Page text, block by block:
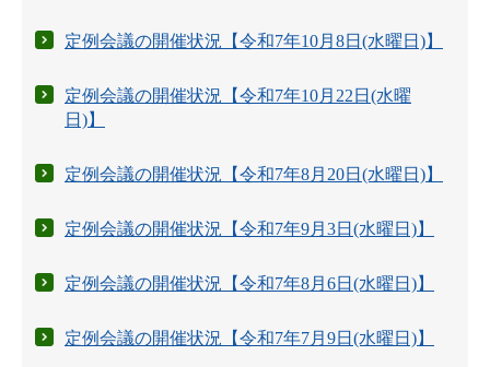
定例会議の開催状況【令和7年10月8日(水曜日)】
定例会議の開催状況【令和7年10月22日(水曜
日)】
定例会議の開催状況【令和7年8月20日(水曜日)】
定例会議の開催状況【令和7年9月3日(水曜日)】
定例会議の開催状況【令和7年8月6日(水曜日)】
定例会議の開催状況【令和7年7月9日(水曜日)】